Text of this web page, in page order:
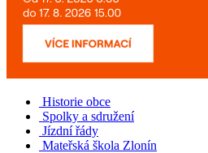
Historie obce
Spolky a sdružení
Jízdní řády
Mateřská škola Zlonín